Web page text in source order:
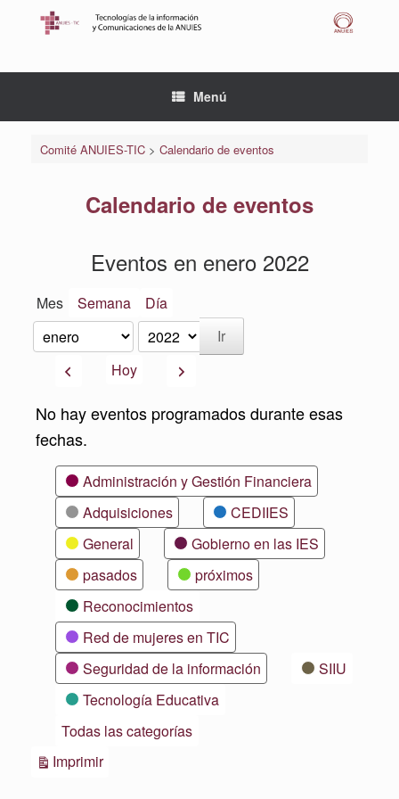
Menú
Comité ANUIES-TIC> Calendario de eventos
Calendario de eventos
Eventos en enero 2022
Mes Semana Día
Mes
Año
AnteriorHoy Siguiente
No hay eventos programados durante esas
fechas.
CategoríasAdministración y Gestión Financiera
Adquisiciones
CEDIIES
General
Gobierno en las IES
pasados
próximos
Reconocimientos
Red de mujeres en TIC
Seguridad de la información
SIIU
Tecnología Educativa
Todas las categorías
ImprimirVistas